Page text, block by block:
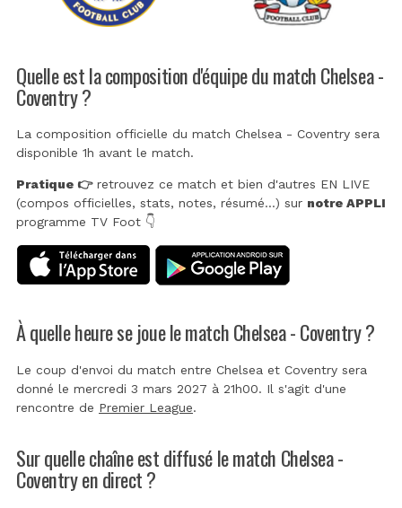
Quelle est la composition d'équipe du match Chelsea -
Coventry ?
La composition officielle du match Chelsea - Coventry sera
disponible 1h avant le match.
Pratique 👉retrouvez ce match et bien d'autres EN LIVE
(compos officielles, stats, notes, résumé...) sur notre APPLI
programme TV Foot 👇
À quelle heure se joue le match Chelsea - Coventry ?
Le coup d'envoi du match entre Chelsea et Coventry sera
donné le mercredi 3 mars 2027 à 21h00. Il s'agit d'une
rencontre de Premier League.
Sur quelle chaîne est diffusé le match Chelsea -
Coventry en direct ?